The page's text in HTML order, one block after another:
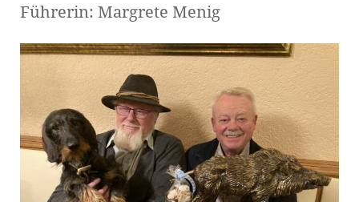
Führerin: Margrete Menig